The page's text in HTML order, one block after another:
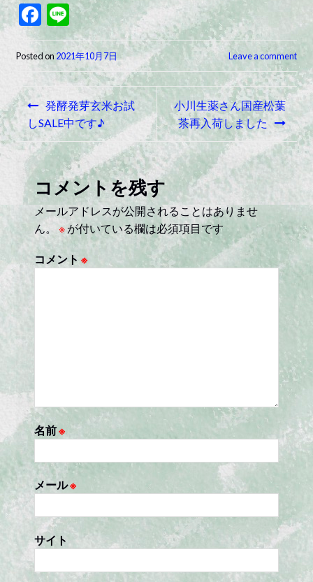
F
ac
e
b
o
o
k
Li
n
e
Posted on 2021年10月7日 Leave a comment
投
稿
ナ
ビ
ゲ
ー
シ
ョ
ン
発酵発芽玄米お試
しSALE中です♪
小川生薬さん国産松葉
茶再入荷しました
コメントを残す
メールアドレスが公開されることはありませ
ん。
※が付いている欄は必須項目です
コメント ※
名前※
メール※
サイト